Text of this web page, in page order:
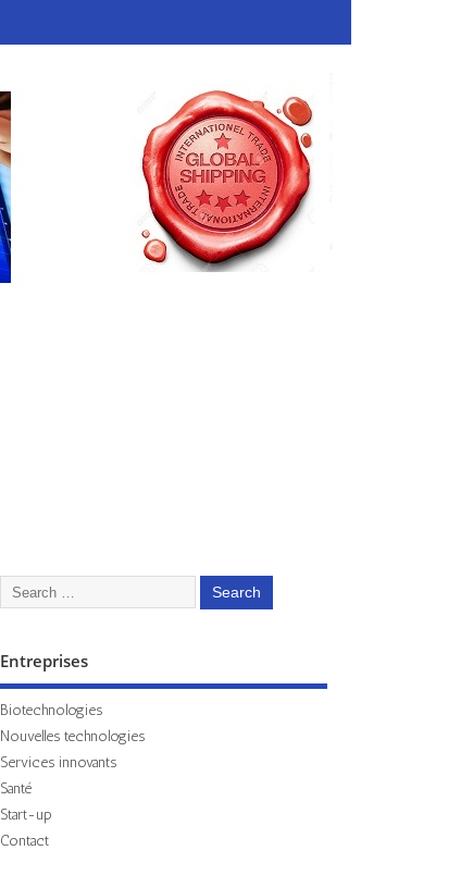
Entreprises
Biotechnologies
Nouvelles technologies
Services innovants
Santé
Start-up
Contact